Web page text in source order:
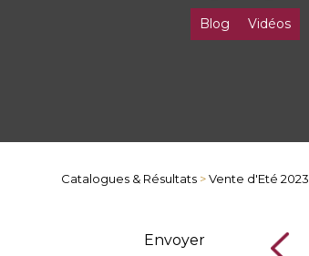
Blog Vidéos
Catalogues & Résultats >Vente d'Eté 2023
Envoyer